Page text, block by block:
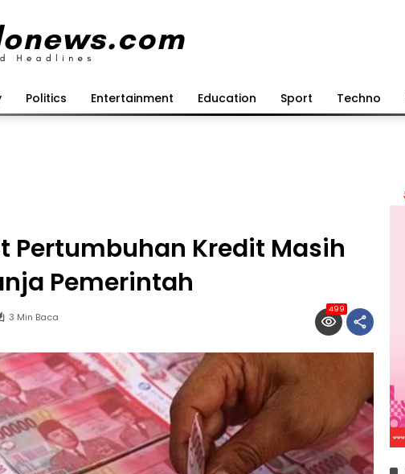
Politics Entertainment Education Sport Techno
Pertumbuhan Kredit Masih
Pemerintah
3 Min Baca
499